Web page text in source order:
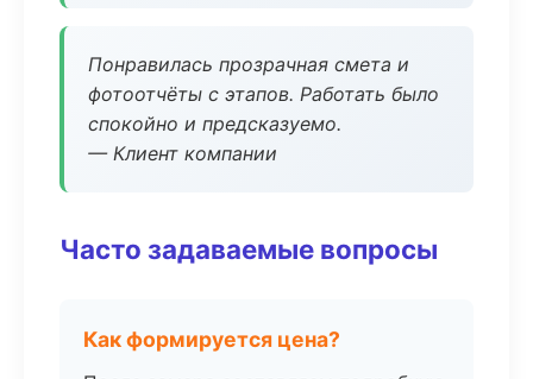
Понравилась прозрачная смета и
фотоотчёты с этапов. Работать было
спокойно и предсказуемо.
— Клиент компании
Часто задаваемые вопросы
Как формируется цена?